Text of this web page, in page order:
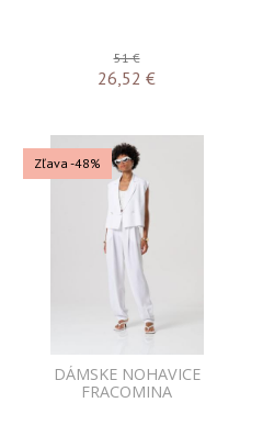
51 €
26,52 €
Zľava -48%
DÁMSKE NOHAVICE
FRACOMINA